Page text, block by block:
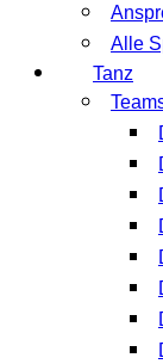
Alle
Tanz